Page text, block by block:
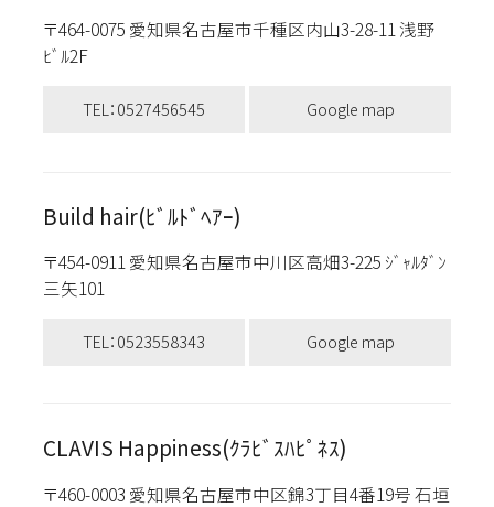
〒464-0075 愛知県名古屋市千種区内山3-28-11 浅野
ﾋﾞﾙ2F
TEL：0527456545 Google map
Build hair(ﾋﾞﾙﾄﾞﾍｱｰ)
〒454-0911 愛知県名古屋市中川区高畑3-225 ｼﾞｬﾙﾀﾞﾝ
三矢101
TEL：0523558343 Google map
CLAVIS Happiness(ｸﾗﾋﾞｽﾊﾋﾟﾈｽ)
〒460-0003 愛知県名古屋市中区錦3丁目4番19号 石垣